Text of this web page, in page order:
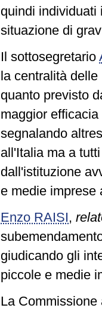
quindi individuati
situazione di
Il sottosegretario
la centralità
quanto previsto
maggior
segnalando
all'Italia ma a
dall'istituzione
e medie imprese
Enzo RAISI,
giudicando gli
piccole e medie
La